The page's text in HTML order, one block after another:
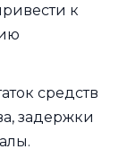
к
средств
задержки